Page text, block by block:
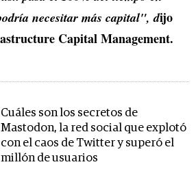
necesitar más capital", dijo
Capital Management.
Cuáles son los secretos de
Mastodon, la red social que explotó
con el caos de Twitter y superó el
millón de usuarios